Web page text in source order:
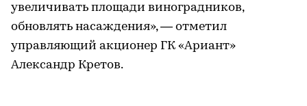
увеличивать площади виноградников,
обновлять насаждения», — отметил
управляющий акционер ГК «Ариант»
Александр Кретов.